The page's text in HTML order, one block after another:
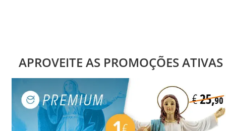
APROVEITE AS PROMOÇÕES ATIVAS